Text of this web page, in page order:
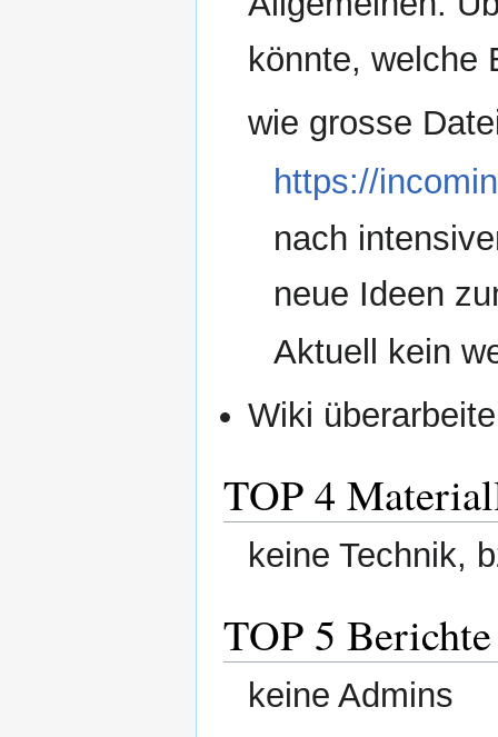
könnte, welche
wie grosse
https://
nach
neue Ideen
Aktuell kein
Wiki
TOP 4
keine Technik,
TOP 5
keine Admins